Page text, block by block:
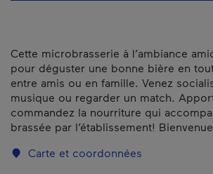
Cette microbrasserie à l’ambiance
pour déguster une bonne bière en
entre amis ou en famille. Venez
musique ou regarder un match.
commandez la nourriture qui
brassée par l’établissement!
Carte et coordonnées